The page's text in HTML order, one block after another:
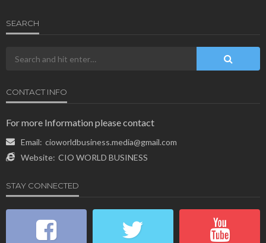
SEARCH
CONTACT INFO
For more Information please contact
Email: cioworldbusiness.media@gmail.com
Website: CIO WORLD BUSINESS
STAY CONNECTED